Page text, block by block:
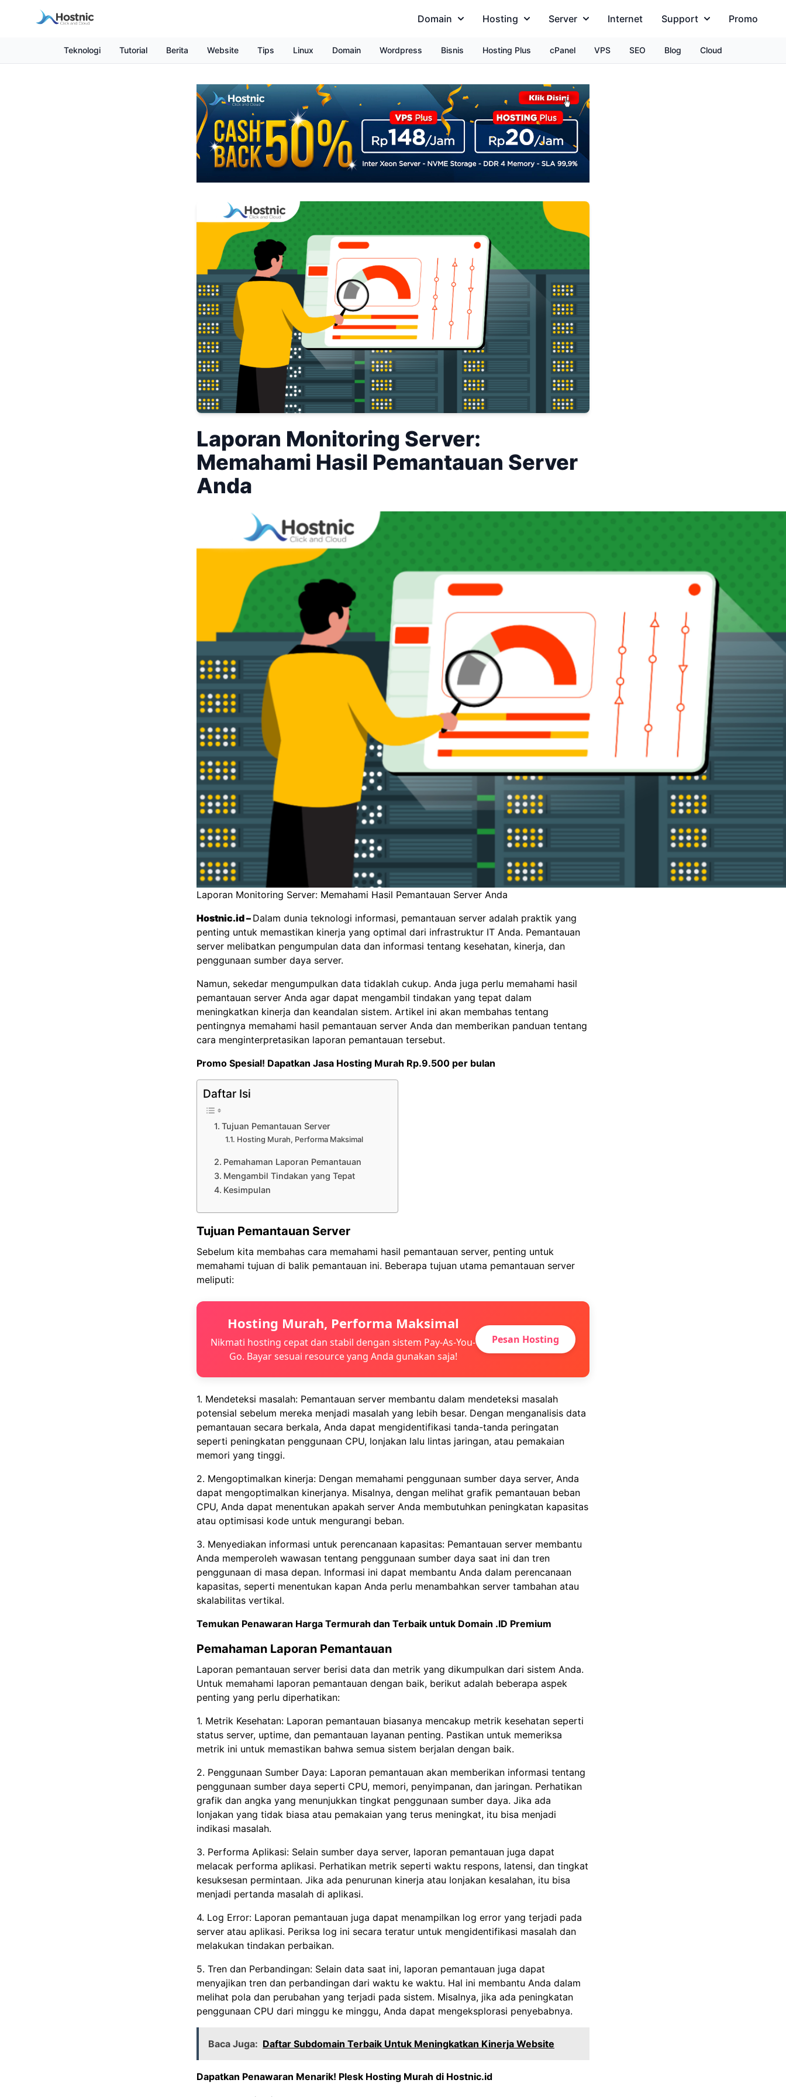
Domain Hosting Server Internet Support Promo
Teknologi Tutorial Berita Website Tips Linux Domain Wordpress Bisnis Hosting Plus cPanel VPS SEO Blog Cloud
Laporan Monitoring Server:
Memahami Hasil Pemantauan Server
Anda
Laporan Monitoring Server: Memahami Hasil Pemantauan Server Anda
Hostnic.id– Dalam dunia teknologi informasi, pemantauan server adalah praktik yang
penting untuk memastikan kinerja yang optimal dari infrastruktur IT Anda. Pemantauan
server melibatkan pengumpulan data dan informasi tentang kesehatan, kinerja, dan
penggunaan sumber daya server.
Namun, sekedar mengumpulkan data tidaklah cukup. Anda juga perlu memahami hasil
pemantauan server Anda agar dapat mengambil tindakan yang tepat dalam
meningkatkan kinerja dan keandalan sistem. Artikel ini akan membahas tentang
pentingnya memahami hasil pemantauan server Anda dan memberikan panduan tentang
cara menginterpretasikan laporan pemantauan tersebut.
Promo Spesial! Dapatkan Jasa Hosting Murah Rp.9.500 per bulan
Daftar Isi
Tujuan Pemantauan Server
Hosting Murah, Performa Maksimal
Pemahaman Laporan Pemantauan
Mengambil Tindakan yang Tepat
Kesimpulan
Tujuan Pemantauan Server
Sebelum kita membahas cara memahami hasil pemantauan server, penting untuk
memahami tujuan di balik pemantauan ini. Beberapa tujuan utama pemantauan server
meliputi:
Hosting Murah, Performa Maksimal
Nikmati hosting cepat dan stabil dengan sistem Pay-As-You-
Go. Bayar sesuai resource yang Anda gunakan saja!
Pesan Hosting
1. Mendeteksi masalah: Pemantauan server membantu dalam mendeteksi masalah
potensial sebelum mereka menjadi masalah yang lebih besar. Dengan menganalisis data
pemantauan secara berkala, Anda dapat mengidentifikasi tanda-tanda peringatan
seperti peningkatan penggunaan CPU, lonjakan lalu lintas jaringan, atau pemakaian
memori yang tinggi.
2. Mengoptimalkan kinerja: Dengan memahami penggunaan sumber daya server, Anda
dapat mengoptimalkan kinerjanya. Misalnya, dengan melihat grafik pemantauan beban
CPU, Anda dapat menentukan apakah server Anda membutuhkan peningkatan kapasitas
atau optimisasi kode untuk mengurangi beban.
3. Menyediakan informasi untuk perencanaan kapasitas: Pemantauan server membantu
Anda memperoleh wawasan tentang penggunaan sumber daya saat ini dan tren
penggunaan di masa depan. Informasi ini dapat membantu Anda dalam perencanaan
kapasitas, seperti menentukan kapan Anda perlu menambahkan server tambahan atau
skalabilitas vertikal.
Temukan Penawaran Harga Termurah dan Terbaik untuk Domain .ID Premium
Pemahaman Laporan Pemantauan
Laporan pemantauan server berisi data dan metrik yang dikumpulkan dari sistem Anda.
Untuk memahami laporan pemantauan dengan baik, berikut adalah beberapa aspek
penting yang perlu diperhatikan:
1. Metrik Kesehatan: Laporan pemantauan biasanya mencakup metrik kesehatan seperti
status server, uptime, dan pemantauan layanan penting. Pastikan untuk memeriksa
metrik ini untuk memastikan bahwa semua sistem berjalan dengan baik.
2. Penggunaan Sumber Daya: Laporan pemantauan akan memberikan informasi tentang
penggunaan sumber daya seperti CPU, memori, penyimpanan, dan jaringan. Perhatikan
grafik dan angka yang menunjukkan tingkat penggunaan sumber daya. Jika ada
lonjakan yang tidak biasa atau pemakaian yang terus meningkat, itu bisa menjadi
indikasi masalah.
3. Performa Aplikasi: Selain sumber daya server, laporan pemantauan juga dapat
melacak performa aplikasi. Perhatikan metrik seperti waktu respons, latensi, dan tingkat
kesuksesan permintaan. Jika ada penurunan kinerja atau lonjakan kesalahan, itu bisa
menjadi pertanda masalah di aplikasi.
4. Log Error: Laporan pemantauan juga dapat menampilkan log error yang terjadi pada
server atau aplikasi. Periksa log ini secara teratur untuk mengidentifikasi masalah dan
melakukan tindakan perbaikan.
5. Tren dan Perbandingan: Selain data saat ini, laporan pemantauan juga dapat
menyajikan tren dan perbandingan dari waktu ke waktu. Hal ini membantu Anda dalam
melihat pola dan perubahan yang terjadi pada sistem. Misalnya, jika ada peningkatan
penggunaan CPU dari minggu ke minggu, Anda dapat mengeksplorasi penyebabnya.
Baca Juga: Daftar Subdomain Terbaik Untuk Meningkatkan Kinerja Website
Dapatkan Penawaran Menarik! Plesk Hosting Murah di Hostnic.id